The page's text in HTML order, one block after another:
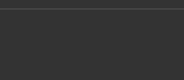
rund zehn Frauen,
Frauen hier
Ob blind, gelähmt,
– hier erfahren